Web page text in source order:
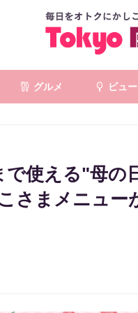
グルメ ビュ
で使える"母
さまメニュー